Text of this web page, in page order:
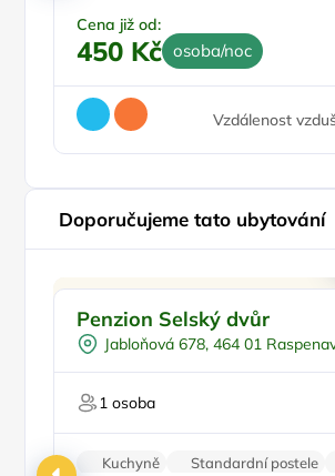
Cena již od:
450 Kč osoba/noc
Vzdálenost
Doporučujeme tato ubytování
Vyjížďky na koních
Mini Zoo
Penzion Selský dvůr
Jabloňová 678, 464 01
1 osoba
Kuchyně Standardní postele